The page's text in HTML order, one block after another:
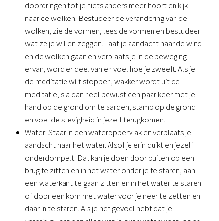
doordringen tot je niets anders meer hoort en kijk
naar de wolken. Bestudeer de verandering van de
wolken, zie de vormen, lees de vormen en bestudeer
wat ze je willen zeggen. Laat je aandacht naar de wind
en de wolken gaan en verplaats je in de beweging
ervan, word er deel van en voel hoe je zweeft. Als je
de meditatie wilt stoppen, wakker wordt uit de
meditatie, sla dan heel bewust een paar keer met je
hand op de grond om te aarden, stamp op de grond
en voel de stevigheid in jezelf terugkomen.
Water: Staar in een wateroppervlak en verplaats je
aandacht naar het water. Alsof je erin duikt en jezelf
onderdompelt. Dat kan je doen door buiten op een
brug te zitten en in het water onder je te staren, aan
een waterkant te gaan zitten en in het water te staren
of door een kom met water voor je neer te zetten en
daar in te staren. Als je het gevoel hebt dat je